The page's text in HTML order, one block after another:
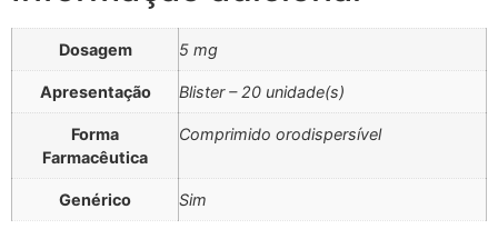
Dosagem 5 mg
Apresentação Blister – 20 unidade(s)
Forma
Farmacêutica
Comprimido orodispersível
Genérico Sim